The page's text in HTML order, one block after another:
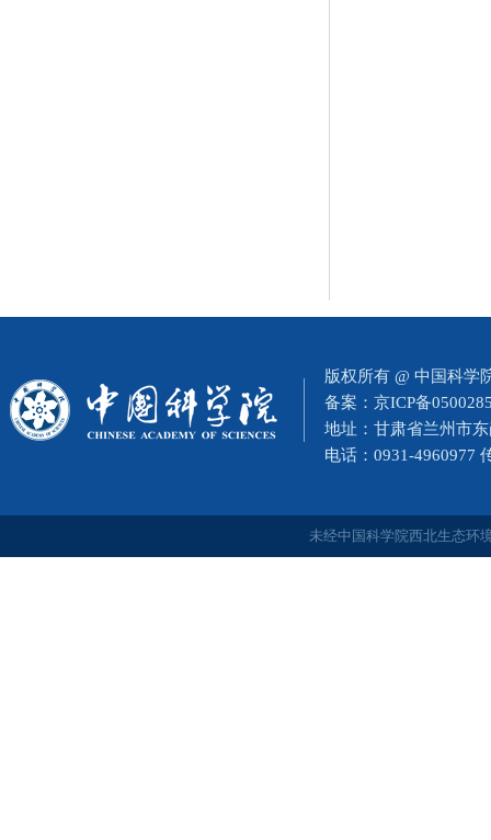
版权所有 @ 中国科学
备案： 京ICP备
地址：甘肃省兰州市
电话：0931-4960977
未经中国科学院西北生态环